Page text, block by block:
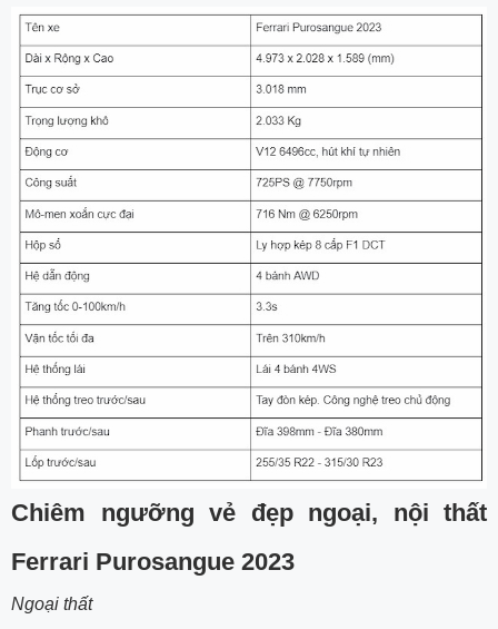
Chiêm ngưỡng vẻ đẹp ngoại, nội thất
Ferrari Purosangue 2023
Ngoại thất